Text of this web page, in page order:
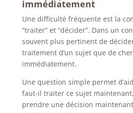
immédiatement
Une difficulté fréquente est la
“traiter” et “décider”. Dans un
souvent plus pertinent de
traitement d’un sujet que de
immédiatement.
Une question simple permet
faut-il traiter ce sujet
prendre une décision